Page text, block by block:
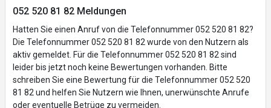
052 520 81 82 Meldungen
Hatten Sie einen Anruf von die Telefonnummer 052 520 81 82?
Die Telefonnummer 052 520 81 82 wurde von den Nutzern als
aktiv gemeldet. Für die Telefonnummer 052 520 81 82 sind
leider bis jetzt noch keine Bewertungen vorhanden. Bitte
schreiben Sie eine Bewertung für die Telefonnummer 052 520
81 82 und helfen Sie Nutzern wie Ihnen, unerwünschte Anrufe
oder eventuelle Betrüge zu vermeiden.